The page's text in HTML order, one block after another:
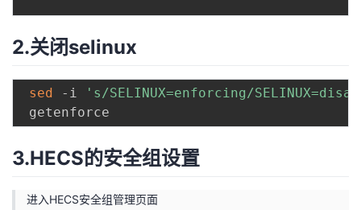
2.关闭selinux
sed -i
's/SELINUX=enforcing/
3.HECS的安全组设置
进入HECS安全组管理页面